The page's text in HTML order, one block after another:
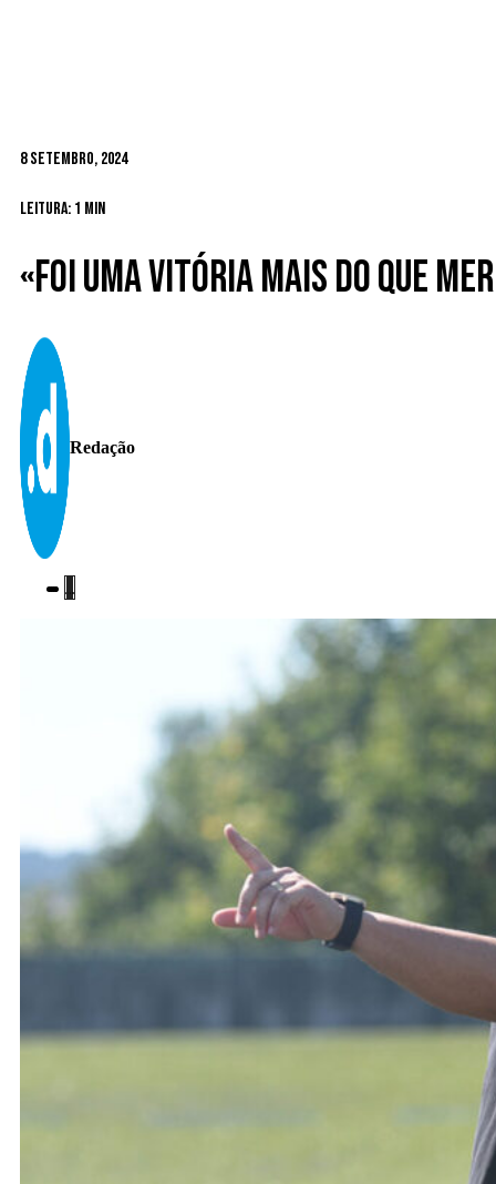
8 Setembro, 2024
Leitura: 1 min
«Foi uma vitória mais do que
Redação